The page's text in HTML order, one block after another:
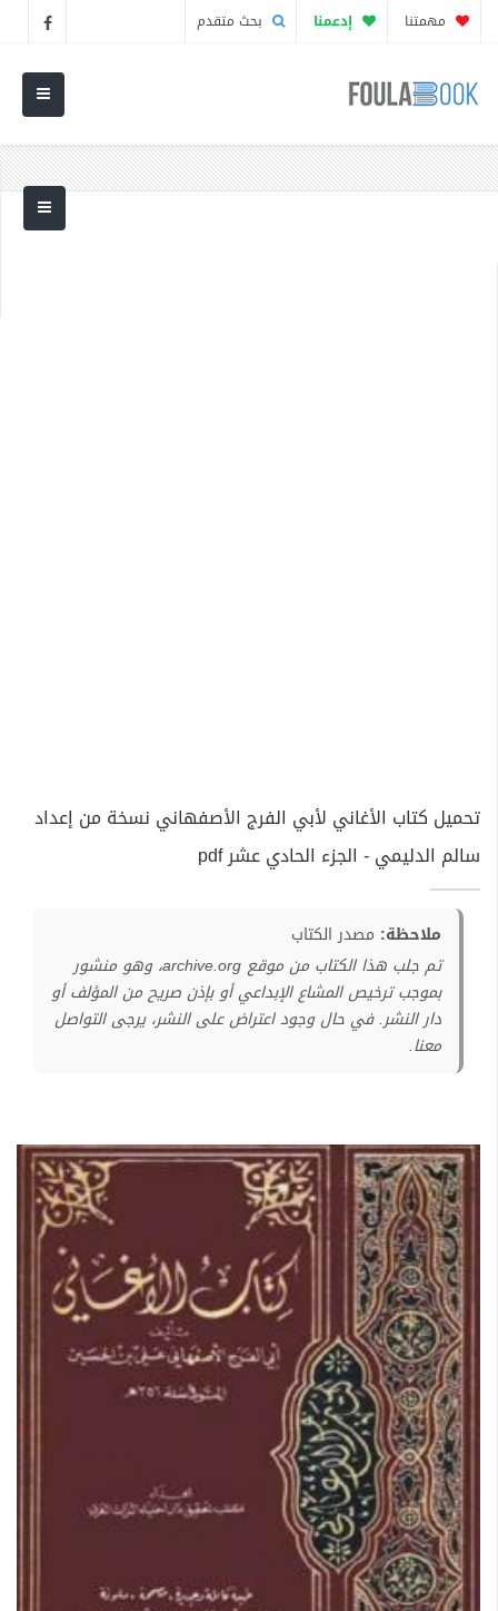
مهمتنا إدعمنا بحث متقدم
تحميل كتاب الأغاني لأبي الفرج الأصفهاني نسخة من إعداد
سالم الدليمي - الجزء الحادي عشر pdf
ملاحظة: مصدر الكتاب
تم جلب هذا الكتاب من موقع archive.org، وهو منشور
بموجب ترخيص المشاع الإبداعي أو بإذن صريح من المؤلف أو
دار النشر. في حال وجود اعتراض على النشر، يرجى التواصل
معنا.